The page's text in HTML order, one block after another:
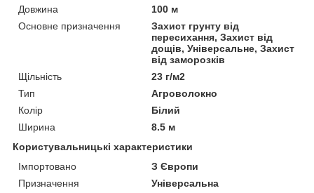
Довжина
100 м
Основне призначення
Захист грунту від
пересихання, Захист від
дощів, Універсальне, Захист
від заморозків
Щільність
23 г/м2
Тип
Агроволокно
Колір
Білий
Ширина
8.5 м
Користувальницькі характеристики
Імпортовано
З Європи
Призначення
Універсальна